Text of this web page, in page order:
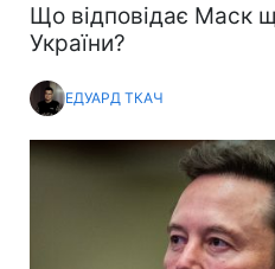
Що відповідає Маск
України?
ЕДУАРД ТКАЧ